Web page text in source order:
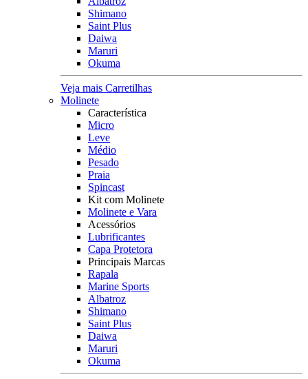
Shimano
Saint Plus
Daiwa
Maruri
Okuma
Veja mais Carretilhas
Molinete
Característica
Micro
Leve
Médio
Pesado
Praia
Spincast
Kit com Molinete
Molinete e Vara
Acessórios
Lubrificantes
Capa Protetora
Principais Marcas
Rapala
Marine Sports
Albatroz
Shimano
Saint Plus
Daiwa
Maruri
Okuma